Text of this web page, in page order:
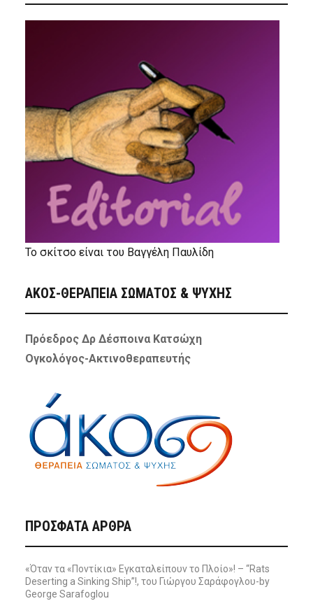
Το σκίτσο είναι του Βαγγέλη Παυλίδη
ΑΚΟΣ-ΘΕΡΑΠΕΙΑ ΣΩΜΑΤΟΣ & ΨΥΧΗΣ
Πρόεδρος Δρ Δέσποινα Κατσώχη
Ογκολόγος-Ακτινοθεραπευτής
ΠΡΌΣΦΑΤΑ ΆΡΘΡΑ
«Όταν τα «Ποντίκια» Εγκαταλείπουν το Πλοίο»! – “Rats
Deserting a Sinking Ship”!, του Γιώργου Σαράφογλου-by
George Sarafoglou